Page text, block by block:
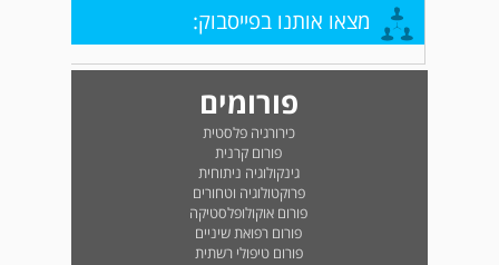
מצאו אותנו בפייסבוק:
פורומים
כירורגיה פלסטית
פורום קרנית
גינקולוגיה ניתוחית
פרוקטולוגיה וטחורים
פורום אוקולופלסטיקה
פורום רפואת שיניים
פורום טיפולי רשתית